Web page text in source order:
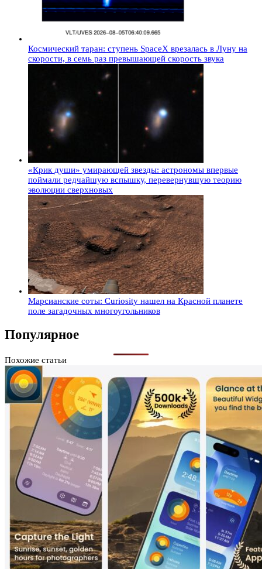
Космический таран: ступень SpaceX врезалась в Луну на
скорости, в семь раз превышающей скорость звука
«Крик души» умирающей звезды: астрономы впервые
поймали редчайшую вспышку, перевернувшую теорию
эволюции сверхновых
Марсианские соты: Curiosity нашел на Красной планете
поле загадочных многоугольников
Популярное
Похожие статьи